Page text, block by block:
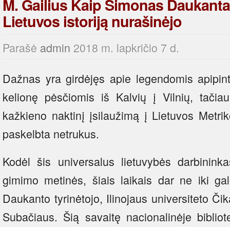
M. Gailius Kaip Simonas
Lietuvos istoriją nurašinėjo
Parašė admin 2018 m. lapkričio 7 d.
Dažnas yra girdėjęs apie legendomis
kelionę pėsčiomis iš Kalvių į Vilnių,
kažkieno naktinį įsilaužimą į Lietuvos
paskelbta netrukus.
Kodėl šis universalus lietuvybės
gimimo metinės, šiais laikais dar ne iki
Daukanto tyrinėtojo, Ilinojaus universiteto
Subačiaus. Šią savaitę nacionalinėje